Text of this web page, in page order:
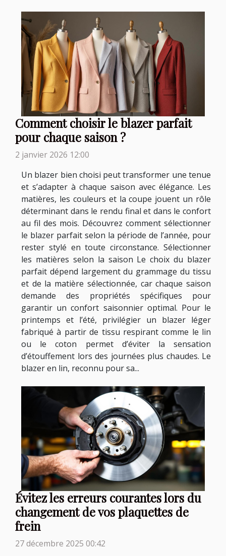
Comment choisir le blazer parfait
pour chaque saison ?
2 janvier 2026 12:00
Un blazer bien choisi peut transformer une tenue
et s’adapter à chaque saison avec élégance. Les
matières, les couleurs et la coupe jouent un rôle
déterminant dans le rendu final et dans le confort
au fil des mois. Découvrez comment sélectionner
le blazer parfait selon la période de l’année, pour
rester stylé en toute circonstance. Sélectionner
les matières selon la saison Le choix du blazer
parfait dépend largement du grammage du tissu
et de la matière sélectionnée, car chaque saison
demande des propriétés spécifiques pour
garantir un confort saisonnier optimal. Pour le
printemps et l’été, privilégier un blazer léger
fabriqué à partir de tissu respirant comme le lin
ou le coton permet d’éviter la sensation
d’étouffement lors des journées plus chaudes. Le
blazer en lin, reconnu pour sa...
Évitez les erreurs courantes lors du
changement de vos plaquettes de
frein
27 décembre 2025 00:42